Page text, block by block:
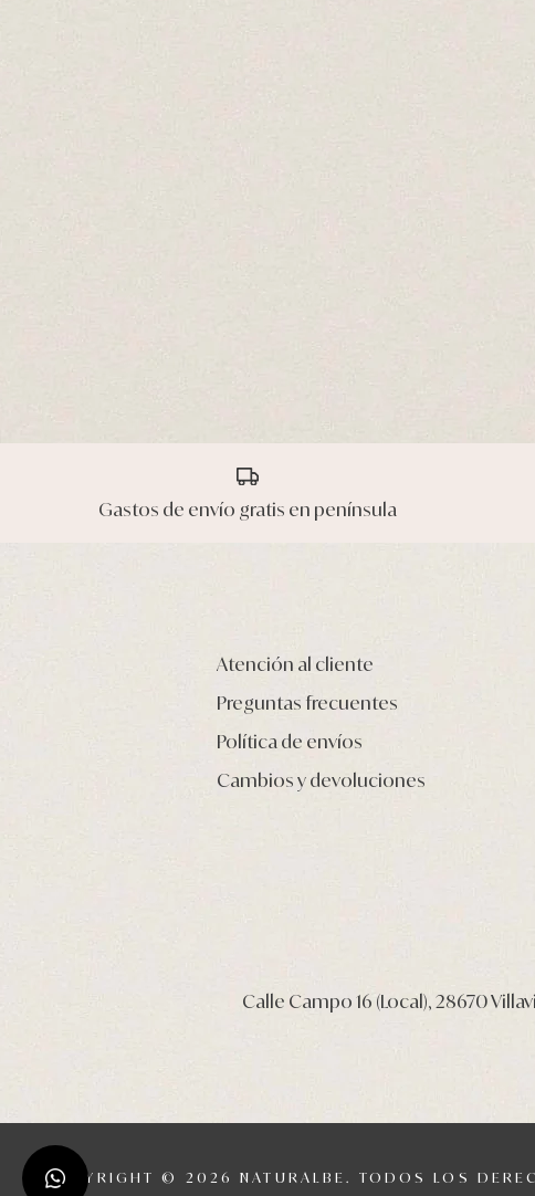
Gastos de envío gratis en península
Atención al cliente
Preguntas frecuentes
Política de envíos
Cambios y devoluciones
Calle Campo 16 (Local), 28670
COPYRIGHT © 2026 NATURALBE. TODOS LOS